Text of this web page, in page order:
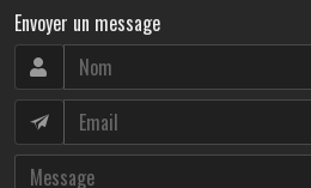
Envoyer un message